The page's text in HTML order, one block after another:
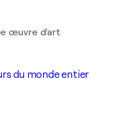
œuvre d'art
du monde entier